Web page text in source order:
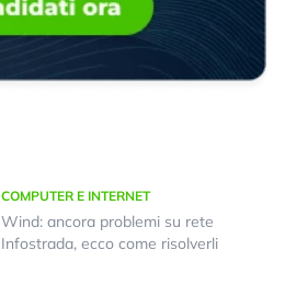
COMPUTER E INTERNET
Wind: ancora problemi su rete
Infostrada, ecco come risolverli